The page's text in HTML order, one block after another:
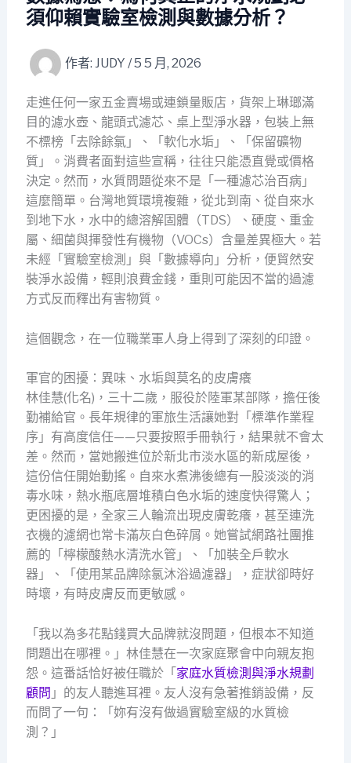
須仰賴實驗室檢測與數據分析？
作者: JUDY /5 5 月, 2026
走進任何一家五金賣場或連鎖量販店，貨架上琳瑯滿
目的濾水壺、龍頭式濾芯、桌上型淨水器，包裝上無
不標榜「去除餘氯」、「軟化水垢」、「保留礦物
質」。消費者面對這些宣稱，往往只能憑直覺或價格
決定。然而，水質問題從來不是「一種濾芯治百病」
這麼簡單。台灣地質環境複雜，從北到南、從自來水
到地下水，水中的總溶解固體（TDS）、硬度、重金
屬、細菌與揮發性有機物（VOCs）含量差異極大。若
未經「實驗室檢測」與「數據導向」分析，便貿然安
裝淨水設備，輕則浪費金錢，重則可能因不當的過濾
方式反而釋出有害物質。
這個觀念，在一位職業軍人身上得到了深刻的印證。
軍官的困擾：異味、水垢與莫名的皮膚癢
林佳慧(化名)，三十二歲，服役於陸軍某部隊，擔任後
勤補給官。長年規律的軍旅生活讓她對「標準作業程
序」有高度信任——只要按照手冊執行，結果就不會太
差。然而，當她搬進位於新北市淡水區的新成屋後，
這份信任開始動搖。自來水煮沸後總有一股淡淡的消
毒水味，熱水瓶底層堆積白色水垢的速度快得驚人；
更困擾的是，全家三人輪流出現皮膚乾癢，甚至連洗
衣機的濾網也常卡滿灰白色碎屑。她嘗試網路社團推
薦的「檸檬酸熱水清洗水管」、「加裝全戶軟水
器」、「使用某品牌除氯沐浴過濾器」，症狀卻時好
時壞，有時皮膚反而更敏感。
「我以為多花點錢買大品牌就沒問題，但根本不知道
問題出在哪裡。」林佳慧在一次家庭聚會中向親友抱
怨。這番話恰好被任職於「 家庭水質檢測與淨水規劃
顧問 」的友人聽進耳裡。友人沒有急著推銷設備，反
而問了一句：「妳有沒有做過實驗室級的水質檢
測？」